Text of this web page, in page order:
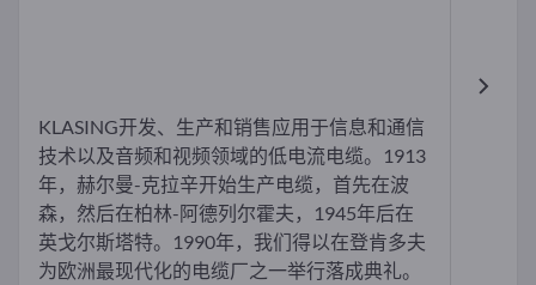
KLASING开发、生产和销售应用于信息和通信
技术以及音频和视频领域的低电流电缆。1913
年，赫尔曼-克拉辛开始生产电缆，首先在波
森，然后在柏林-阿德列尔霍夫，1945年后在
英戈尔斯塔特。1990年，我们得以在登肯多夫
为欧洲最现代化的电缆厂之一举行落成典礼。